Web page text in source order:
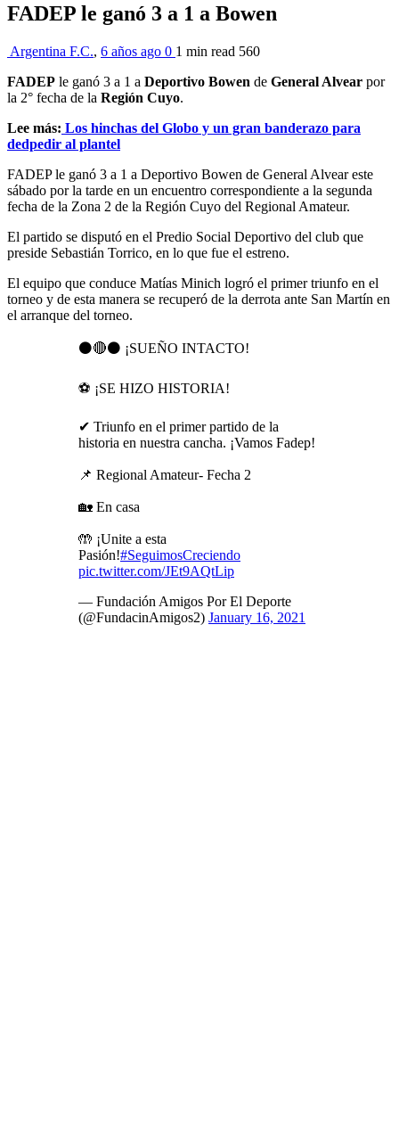
FADEP le ganó 3 a 1 a Bowen
Argentina F.C., 6 años ago 0 1 min read 560
FADEP le ganó 3 a 1 a Deportivo Bowen de General Alvear por
la 2° fecha de la Región Cuyo.
Lee más: Los hinchas del Globo y un gran banderazo para
dedpedir al plantel
FADEP le ganó 3 a 1 a Deportivo Bowen de General Alvear este
sábado por la tarde en un encuentro correspondiente a la segunda
fecha de la Zona 2 de la Región Cuyo del Regional Amateur.
El partido se disputó en el Predio Social Deportivo del club que
preside Sebastián Torrico, en lo que fue el estreno.
El equipo que conduce Matías Minich logró el primer triunfo en el
torneo y de esta manera se recuperó de la derrota ante San Martín en
el arranque del torneo.
⚫🔴⚫ ¡SUEÑO INTACTO!
⚽️ ¡SE HIZO HISTORIA!
✔ Triunfo en el primer partido de la
historia en nuestra cancha. ¡Vamos Fadep!
📌 Regional Amateur- Fecha 2
🏡 En casa
🤲 ¡Unite a esta
Pasión!#SeguimosCreciendo
pic.twitter.com/JEt9AQtLip
— Fundación Amigos Por El Deporte
(@FundacinAmigos2) January 16, 2021